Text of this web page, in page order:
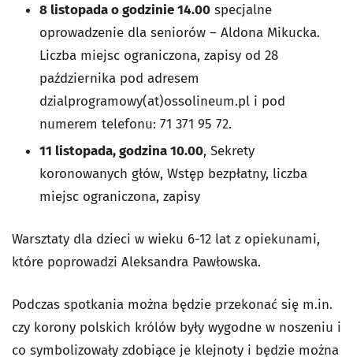
8 listopada o godzinie 14.00 specjalne
oprowadzenie dla seniorów – Aldona Mikucka.
Liczba miejsc ograniczona, zapisy od 28
października pod adresem
dzialprogramowy(at)ossolineum.pl i pod
numerem telefonu: 71 371 95 72.
11 listopada, godzina 10.00, Sekrety
koronowanych głów, Wstęp bezpłatny, liczba
miejsc ograniczona, zapisy
Warsztaty dla dzieci w wieku 6-12 lat z opiekunami,
które poprowadzi Aleksandra Pawłowska.
Podczas spotkania można będzie przekonać się m.in.
czy korony polskich królów były wygodne w noszeniu i
co symbolizowały zdobiące je klejnoty i będzie można